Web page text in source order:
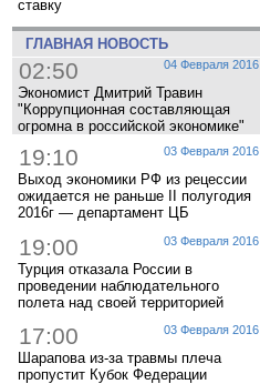
ставку
ГЛАВНАЯ НОВОСТЬ
04 Февраля 2016
02:50
Экономист Дмитрий Травин
"Коррупционная составляющая
огромна в российской экономике"
03 Февраля 2016
19:10
Выход экономики РФ из рецессии
ожидается не раньше II полугодия
2016г — департамент ЦБ
03 Февраля 2016
19:00
Турция отказала России в
проведении наблюдательного
полета над своей территорией
03 Февраля 2016
17:00
Шарапова из-за травмы плеча
пропустит Кубок Федерации